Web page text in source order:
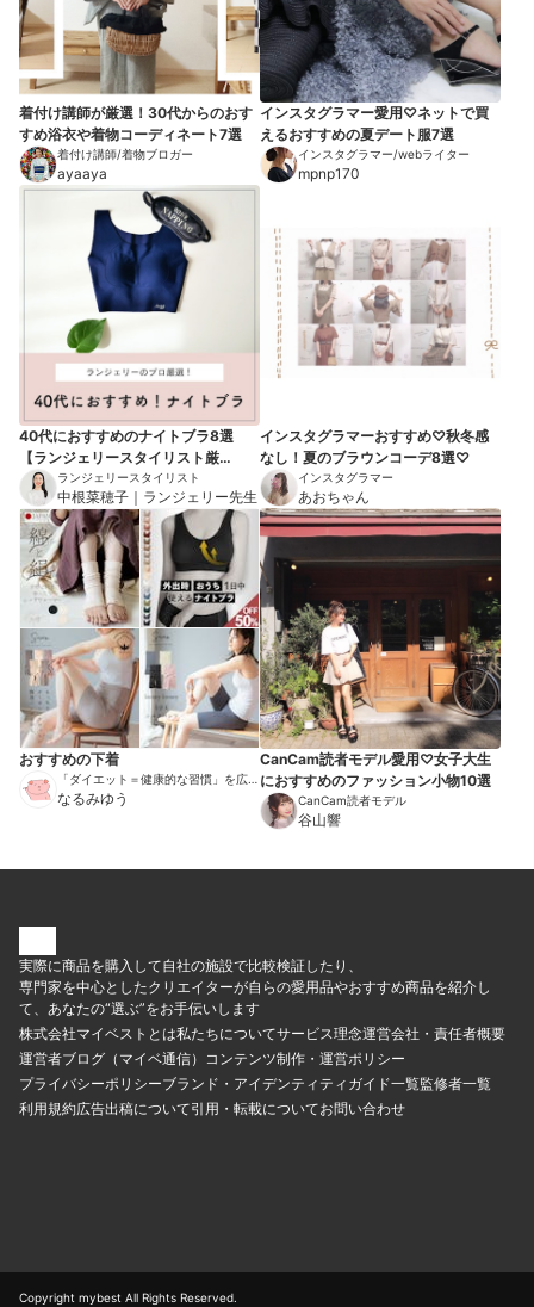
着付け講師が厳選！30代からのおす
すめ浴衣や着物コーディネート7選
着付け講師/着物ブロガー
ayaaya
インスタグラマー愛用♡ネットで買
えるおすすめの夏デート服7選
インスタグラマー/webライター
mpnp170
40代におすすめのナイトブラ8選
【ランジェリースタイリスト厳
選！】ランジェリースタイリスト
中根菜穂子｜ランジェリー先生
インスタグラマーおすすめ♡秋冬感
なし！夏のブラウンコーデ8選♡
インスタグラマー
あおちゃん
おすすめの下着
「ダイエット＝健康的な習慣」を広め
る伝道師
なるみゆう
CanCam読者モデル愛用♡女子大生
におすすめのファッション小物10選
CanCam読者モデル
谷山響
実際に商品を購入して自社の施設で比較検証したり、
専門家を中心としたクリエイターが自らの愛用品やおすすめ商品を紹介し
て、あなたの“選ぶ”をお手伝いします
株式会社マイベストとは私たちについてサービス理念運営会社・責任者概要
運営者ブログ（マイベ通信） コンテンツ制作・運営ポリシー
プライバシーポリシーブランド・アイデンティティ ガイド一覧監修者一覧
利用規約広告出稿について引用・転載についてお問い合わせ
Copyright mybest All Rights Reserved.